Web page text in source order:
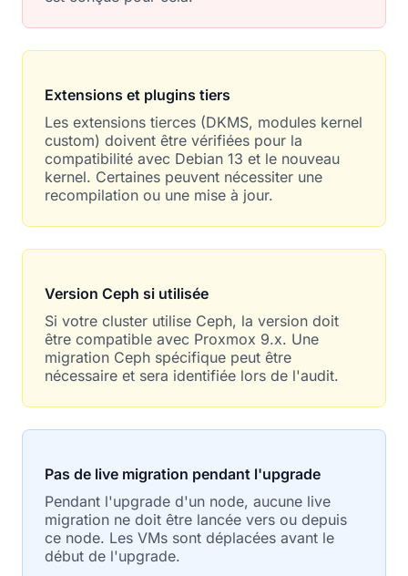
Extensions et plugins tiers
Les extensions tierces (DKMS, modules kernel
custom) doivent être vérifiées pour la
compatibilité avec Debian 13 et le nouveau
kernel. Certaines peuvent nécessiter une
recompilation ou une mise à jour.
Version Ceph si utilisée
Si votre cluster utilise Ceph, la version doit
être compatible avec Proxmox 9.x. Une
migration Ceph spécifique peut être
nécessaire et sera identifiée lors de l'audit.
Pas de live migration pendant l'upgrade
Pendant l'upgrade d'un node, aucune live
migration ne doit être lancée vers ou depuis
ce node. Les VMs sont déplacées avant le
début de l'upgrade.